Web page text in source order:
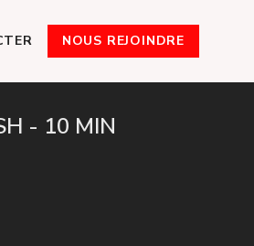
NOUS REJOINDRE
- 10 MIN